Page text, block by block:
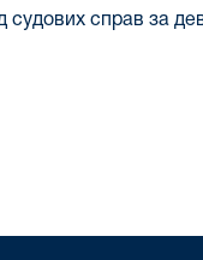
судових справ за